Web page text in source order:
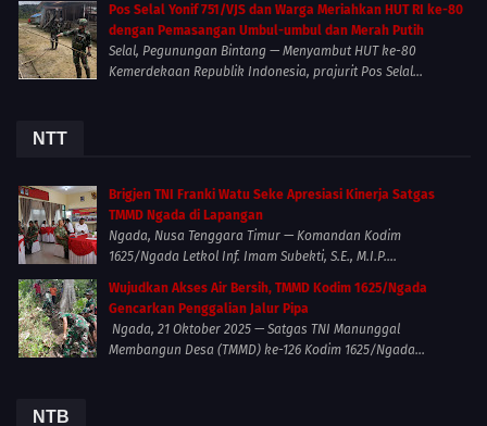
Pos Selal Yonif 751/VJS dan Warga Meriahkan HUT RI ke-80
dengan Pemasangan Umbul-umbul dan Merah Putih
Selal, Pegunungan Bintang — Menyambut HUT ke-80
Kemerdekaan Republik Indonesia, prajurit Pos Selal...
NTT
Brigjen TNI Franki Watu Seke Apresiasi Kinerja Satgas
TMMD Ngada di Lapangan
Ngada, Nusa Tenggara Timur — Komandan Kodim
1625/Ngada Letkol Inf. Imam Subekti, S.E., M.I.P....
Wujudkan Akses Air Bersih, TMMD Kodim 1625/Ngada
Gencarkan Penggalian Jalur Pipa
Ngada, 21 Oktober 2025 — Satgas TNI Manunggal
Membangun Desa (TMMD) ke-126 Kodim 1625/Ngada...
NTB